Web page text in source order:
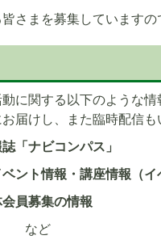
さまを募集していますの
に関する以下のような
届けし、また臨時配信も
「ナビコンパス」
ント情報・講座情報（イ
員募集の情報
ど